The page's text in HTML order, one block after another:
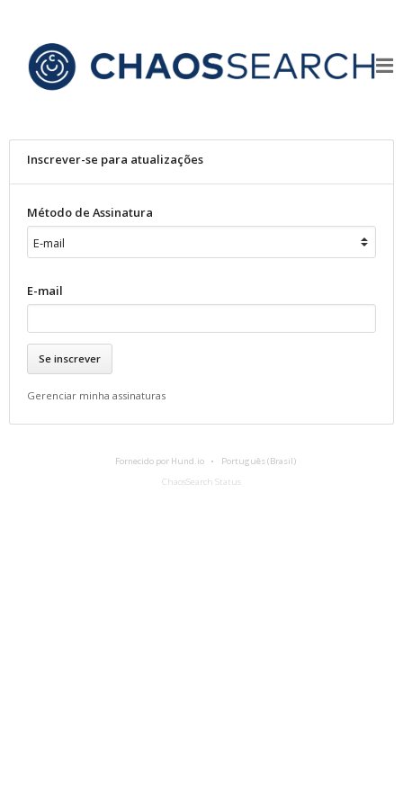
Inscrever-se para atualizações
Método de Assinatura
E-mail
Gerenciar minha assinaturas
Fornecido por Hund.io
Português (Brasil)
ChaosSearch Status